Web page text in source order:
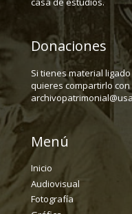
Donaciones
Si tienes material
quieres compartirlo
Menú
Inicio
Audiovisual
Fotografía